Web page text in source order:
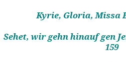
Kyrie, Gloria, Missa
Sehet, wir gehn hinauf gen
159